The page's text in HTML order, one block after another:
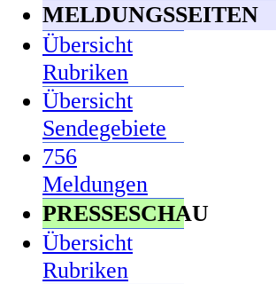
MELDUNGSSEITEN
Übersicht
Rubriken
Übersicht
Sendegebiete
756
Meldungen
PRESSESCHAU
Übersicht
Rubriken